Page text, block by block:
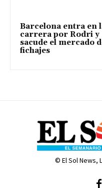
Barcelona entra en
carrera por Rodri y
sacude el mercado
fichajes
© El Sol News,